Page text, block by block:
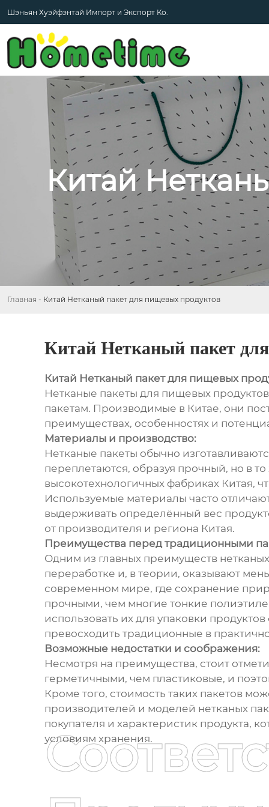
Шэньян Хуэйфэнтай Импорт и Экспорт Ко.
Китай
Главная - Китай Нетканый пакет для пищевых продуктов
Китай Нетканый пакет
Китай Нетканый пакет для пищевых
Нетканые пакеты для пищевых
пакетам. Производимые в Китае, они
преимуществах, особенностях и
Материалы и производство:
Нетканые пакеты обычно
переплетаются, образуя прочный, но в
высокотехнологичных фабриках Китая,
Используемые материалы часто
выдерживать определённый вес
от производителя и региона Китая.
Преимущества перед традиционными
Одним из главных преимуществ нетканых
переработке и, в теории, оказывают
современном мире, где сохранение
прочными, чем многие тонкие
использовать их для упаковки
превосходить традиционные в
Возможные недостатки и соображения:
Несмотря на преимущества, стоит
герметичными, чем пластиковые, и
Кроме того, стоимость таких пакетов
производителей и моделей нетканых
покупателя и характеристик продукта,
условиям хранения.